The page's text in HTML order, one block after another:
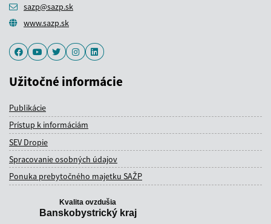
sazp@sazp.sk
www.sazp.sk
FacebookYoutubeTwitterInstagramLinkedIn
Užitočné informácie
Publikácie
Prístup k informáciám
SEV Dropie
Spracovanie osobných údajov
Ponuka prebytočného majetku SAŽP
Kvalita ovzdušia
Banskobystrický kraj